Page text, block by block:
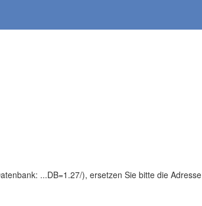
...DB=1.27/), ersetzen Sie bitte die Adresse